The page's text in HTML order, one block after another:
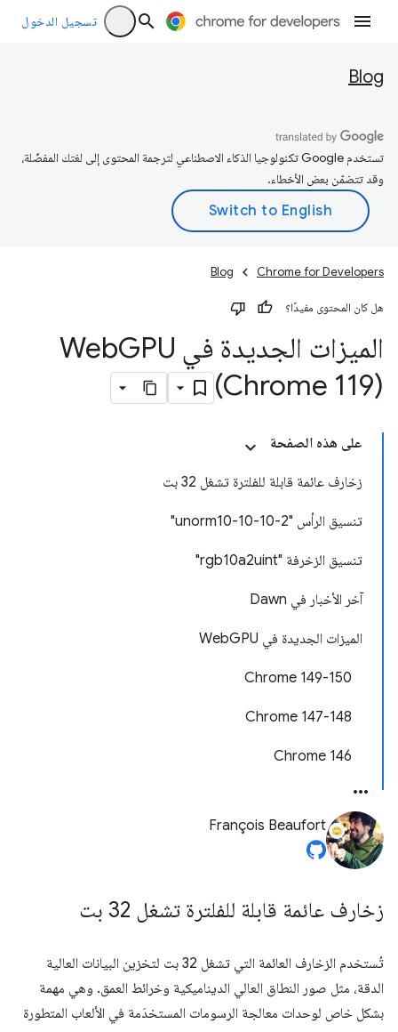
تسجيل الدخول
Blog
تستخدم Google تكنولوجيا الذكاء الاصطناعي لترجمة المحتوى إلى لغتك المفضّلة،
وقد تتضمّن بعض الأخطاء.
Chrome for Developers
Blog
هل كان المحتوى مفيدًا؟
الميزات الجديدة في Web GPU
(Chrome 119)
على هذه الصفحة
زخارف عائمة قابلة للفلترة تشغل 32 بت
تنسيق الرأس "unorm10-10-10-2"
تنسيق الزخرفة "rgb10a2uint"
آخر الأخبار في Dawn
الميزات الجديدة في WebGPU
Chrome 149-150
Chrome 147-148
Chrome 146
François Beaufort
زخارف عائمة قابلة للفلترة تشغل 32 بت
تُستخدم الزخارف العائمة التي تشغل 32 بت لتخزين البيانات العالية
الدقة، مثل صور النطاق العالي الديناميكية وخرائط العمق. وهي مهمة
بشكل خاص لوحدات معالجة الرسومات المستخدَمة في الألعاب المتطورة